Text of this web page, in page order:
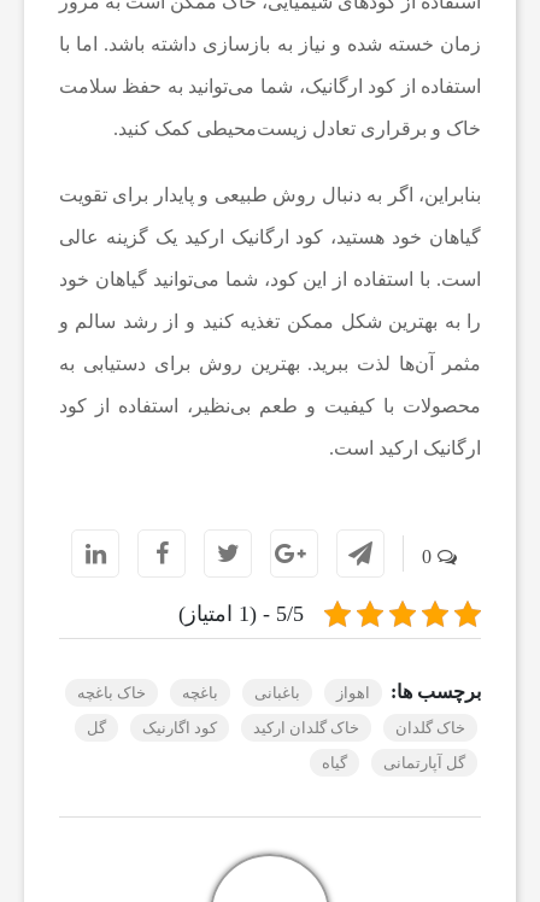
زمان خسته شده و نیاز به بازسازی داشته باشد. اما با
استفاده از کود ارگانیک، شما می‌توانید به حفظ سلامت
خاک و برقراری تعادل زیست‌محیطی کمک کنید.
بنابراین، اگر به دنبال روش طبیعی و پایدار برای تقویت
گیاهان خود هستید، کود ارگانیک ارکید یک گزینه عالی
است. با استفاده از این کود، شما می‌توانید گیاهان خود
را به بهترین شکل ممکن تغذیه کنید و از رشد سالم و
مثمر آن‌ها لذت ببرید. بهترین روش برای دستیابی به
محصولات با کیفیت و طعم بی‌نظیر، استفاده از کود
ارگانیک ارکید است.
5/5 - (1 امتیاز)
0
برچسب ها: اهواز باغبانی باغچه
خاک باغچه
خاک گلدان
خاک گلدان ارکید کود اگارنیک
گل
گل آپارتمانی
گیاه